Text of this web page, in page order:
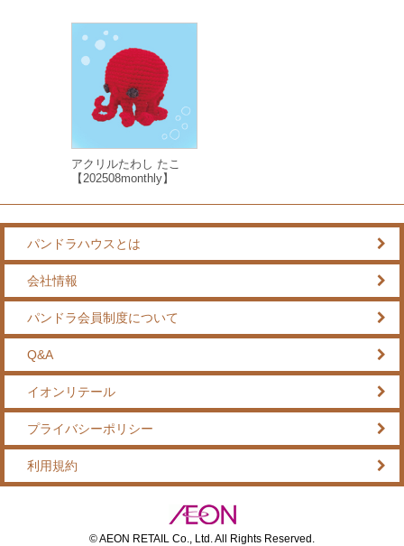
アクリルたわし たこ
【202508monthly】
パンドラハウスとは
会社情報
パンドラ会員制度について
Q&A
イオンリテール
プライバシーポリシー
利用規約
© AEON RETAIL Co., Ltd. All Rights Reserved.